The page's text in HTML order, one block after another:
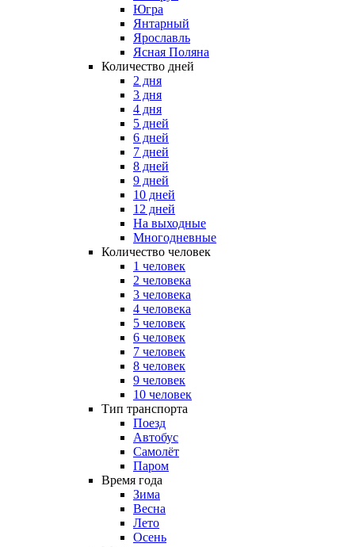
Югра
Янтарный
Ярославль
Ясная Поляна
Количество дней
2 дня
3 дня
4 дня
5 дней
6 дней
7 дней
8 дней
9 дней
10 дней
12 дней
На выходные
Многодневные
Количество человек
1 человек
2 человека
3 человека
4 человека
5 человек
6 человек
7 человек
8 человек
9 человек
10 человек
Тип транспорта
Поезд
Автобус
Самолёт
Паром
Время года
Зима
Весна
Лето
Осень